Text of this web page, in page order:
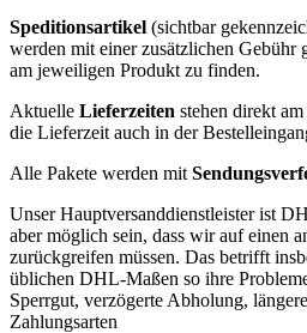
Speditionsartikel (sichtbar
werden mit einer zusätzlichen Gebühr
am jeweiligen Produkt zu finden.
Aktuelle Lieferzeiten stehen direkt
die Lieferzeit auch in der
Alle Pakete werden mit
Unser Hauptversanddienstleister ist
aber möglich sein, dass wir auf einen
zurückgreifen müssen. Das betrifft
üblichen DHL-Maßen so ihre
Sperrgut, verzögerte Abholung,
Zahlungsarten